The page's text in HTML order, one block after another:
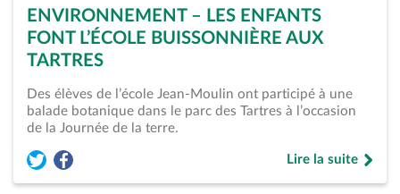
ENVIRONNEMENT – LES ENFANTS
FONT L’ÉCOLE BUISSONNIÈRE AUX
TARTRES
Des élèves de l’école Jean-Moulin ont participé à une
balade botanique dans le parc des Tartres à l’occasion
de la Journée de la terre.
Partager l'article « Environnement &#8211; Les enfants
Partager l'article « Environnement &#8211; Les
Lire la suite
de «